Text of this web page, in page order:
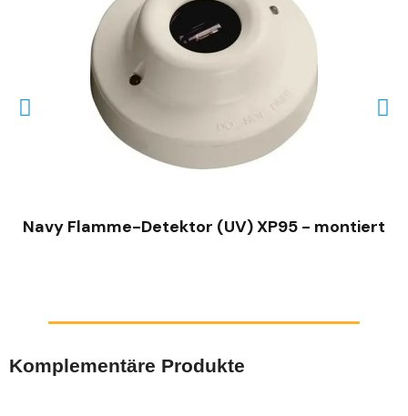
SCHNELLANSICHT
Navy Flamme-Detektor (UV) XP95 - montiert
Komplementäre Produkte